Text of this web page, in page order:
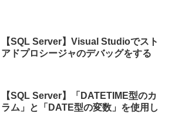
【SQL Server】Visual Studioでスト
アドプロシージャのデバッグをする
【SQL Server】「DATETIME型のカ
ラム」と「DATE型の変数」を使用し